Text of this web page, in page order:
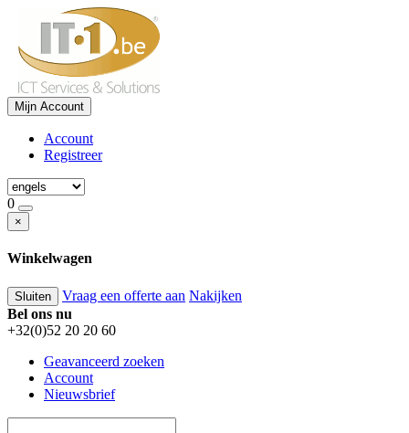
Mijn Account
Account
Registreer
0
×
Winkelwagen
Sluiten Vraag een offerte aan Nakijken
Bel ons nu
+32(0)52 20 20 60
Geavanceerd zoeken
Account
Nieuwsbrief